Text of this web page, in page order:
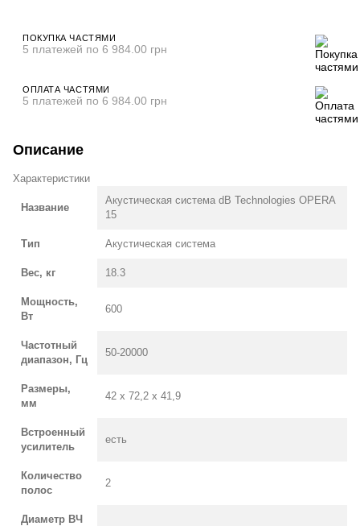
ПОКУПКА ЧАСТЯМИ
5 платежей по 6 984.00 грн
ОПЛАТА ЧАСТЯМИ
5 платежей по 6 984.00 грн
Описание
Характеристики
Название
Акустическая система dB Technologies OPERA
15
Тип Акустическая система
Вес, кг 18.3
Мощность,
Вт
600
Частотный
диапазон, Гц
50-20000
Размеры,
мм
42 х 72,2 х 41,9
Встроенный
усилитель
есть
Количество
полос
2
Диаметр ВЧ